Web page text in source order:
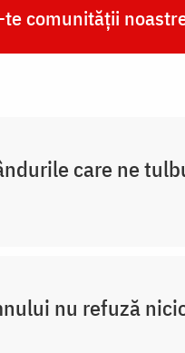
comunității
care ne
nu refuză